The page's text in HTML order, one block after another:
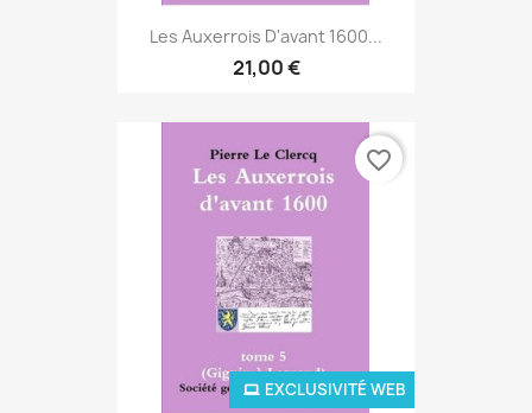
Les Auxerrois D'avant 1600...
21,00 €
EXCLUSIVITÉ WEB
favorite_border